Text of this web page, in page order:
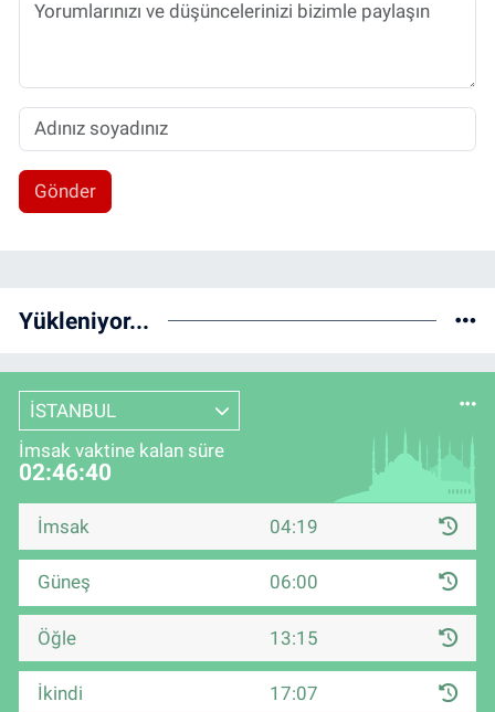
Gönder
Yükleniyor...
İSTANBUL
İmsak vaktine kalan süre
02:46:40
İmsak 04:19
Güneş 06:00
Öğle 13:15
İkindi 17:07